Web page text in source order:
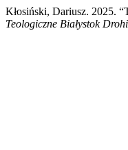
Kłosiński, Dariusz. 2025.
Teologiczne Białystok